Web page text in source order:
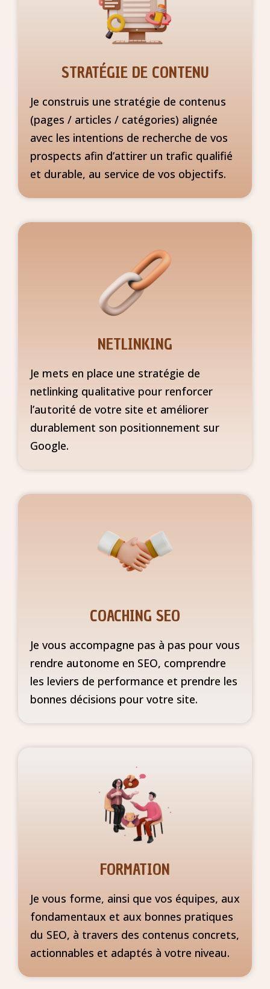
STRATÉGIE DE CONTENU
Je construis une stratégie de contenus
(pages / articles / catégories) alignée
avec les intentions de recherche de vos
prospects afin d’attirer un trafic qualifié
et durable, au service de vos objectifs.
NETLINKING
Je mets en place une stratégie de
netlinking qualitative pour renforcer
l’autorité de votre site et améliorer
durablement son positionnement sur
Google.
COACHING SEO
Je vous accompagne pas à pas pour vous
rendre autonome en SEO, comprendre
les leviers de performance et prendre les
bonnes décisions pour votre site.
FORMATION
Je vous forme, ainsi que vos équipes, aux
fondamentaux et aux bonnes pratiques
du SEO, à travers des contenus concrets,
actionnables et adaptés à votre niveau.